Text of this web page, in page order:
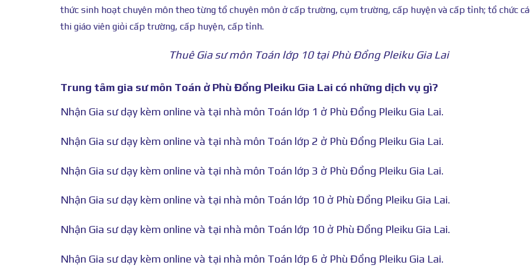
thức sinh hoạt chuyên môn theo từng tổ chuyên môn ở cấp trường, cụm trường, cấp huyện và cấp tỉnh; tổ chức
thi giáo viên giỏi cấp trường, cấp huyện, cấp tỉnh.
Thuê Gia sư môn Toán lớp 10 tại Phù Đổng Pleiku Gia Lai
Trung tâm gia sư môn Toán ở Phù Đổng Pleiku Gia Lai có những dịch vụ gì?
Nhận Gia sư dạy kèm online và tại nhà môn Toán lớp 1 ở Phù Đổng Pleiku Gia Lai.
Nhận Gia sư dạy kèm online và tại nhà môn Toán lớp 2 ở Phù Đổng Pleiku Gia Lai.
Nhận Gia sư dạy kèm online và tại nhà môn Toán lớp 3 ở Phù Đổng Pleiku Gia Lai.
Nhận Gia sư dạy kèm online và tại nhà môn Toán lớp 10 ở Phù Đổng Pleiku Gia Lai.
Nhận Gia sư dạy kèm online và tại nhà môn Toán lớp 10 ở Phù Đổng Pleiku Gia Lai.
Nhận Gia sư dạy kèm online và tại nhà môn Toán lớp 6 ở Phù Đổng Pleiku Gia Lai.